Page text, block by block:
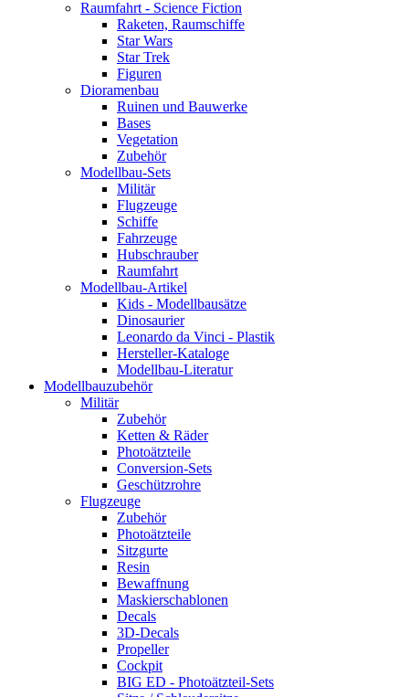
Raumfahrt - Science Fiction
Raketen, Raumschiffe
Star Wars
Star Trek
Figuren
Dioramenbau
Ruinen und Bauwerke
Bases
Vegetation
Zubehör
Modellbau-Sets
Militär
Flugzeuge
Schiffe
Fahrzeuge
Hubschrauber
Raumfahrt
Modellbau-Artikel
Kids - Modellbausätze
Dinosaurier
Leonardo da Vinci - Plastik
Hersteller-Kataloge
Modellbau-Literatur
Modellbauzubehör
Militär
Zubehör
Ketten & Räder
Photoätzteile
Conversion-Sets
Geschützrohre
Flugzeuge
Zubehör
Photoätzteile
Sitzgurte
Resin
Bewaffnung
Maskierschablonen
Decals
3D-Decals
Propeller
Cockpit
BIG ED - Photoätzteil-Sets